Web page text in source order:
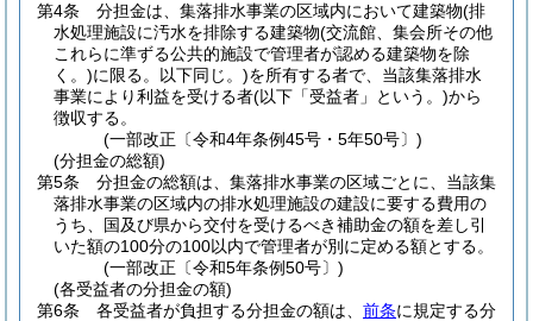
第4条
分担金は、集落排水事業の区域内において建築物(排
水処理施設に汚水を排除する建築物(交流館、集会所その他
これらに準ずる公共的施設で管理者が認める建築物を除
く。)に限る。以下同じ。)を所有する者で、当該集落排水
事業により利益を受ける者(以下「受益者」という。)から
徴収する。
(一部改正〔令和4年条例45号・5年50号〕)
(分担金の総額)
第5条
分担金の総額は、集落排水事業の区域ごとに、当該集
落排水事業の区域内の排水処理施設の建設に要する費用の
うち、国及び県から交付を受けるべき補助金の額を差し引
いた額の100分の100以内で管理者が別に定める額とする。
(一部改正〔令和5年条例50号〕)
(各受益者の分担金の額)
第6条
各受益者が負担する分担金の額は、 前条に規定する分